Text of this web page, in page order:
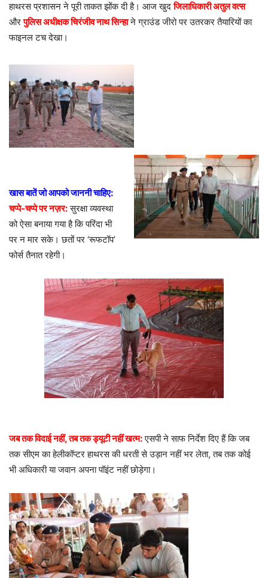
हाथरस प्रशासन ने पूरी ताकत झोंक दी है। आज खुदजिलाधिकारी अतुल वत्स
औरपुलिस अधीक्षक चिरंजीव नाथ सिन्हा ने ग्राउंड जीरो पर उतरकर तैयारियों का
फाइनल टच देखा।
​खास बातें जो आपको जाननी चाहिए:
​चप्पे-चप्पे पर नज़र:सुरक्षा व्यवस्था
को ऐसा बनाया गया है कि परिंदा भी
पर न मार सके। छतों पर ‘रूफटॉप’
फोर्स तैनात रहेगी।
​जब तक विदाई नहीं, तब तक ड्यूटी नहीं खत्म:एसपी ने साफ निर्देश दिए हैं कि जब
तक सीएम का हेलीकॉप्टर हाथरस की धरती से उड़ान नहीं भर लेता, तब तक कोई
भी अधिकारी या जवान अपना पॉइंट नहीं छोड़ेगा।